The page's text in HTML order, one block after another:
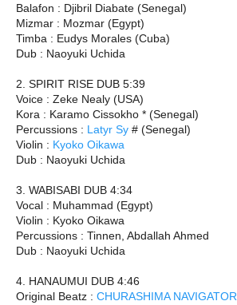
Balafon : Djibril Diabate (Senegal)
Mizmar : Mozmar (Egypt)
Timba : Eudys Morales (Cuba)
Dub : Naoyuki Uchida
2. SPIRIT RISE DUB 5:39
Voice : Zeke Nealy (USA)
Kora : Karamo Cissokho * (Senegal)
Percussions : Latyr Sy # (Senegal)
Violin : Kyoko Oikawa
Dub : Naoyuki Uchida
3. WABISABI DUB 4:34
Vocal : Muhammad (Egypt)
Violin : Kyoko Oikawa
Percussions : Tinnen, Abdallah Ahmed
Dub : Naoyuki Uchida
4. HANAUMUI DUB 4:46
Original Beatz : CHURASHIMA NAVIGATOR